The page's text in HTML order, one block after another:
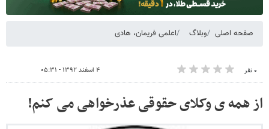
صفحه اصلی وبلاگ اعلمی فریمان، هادی
۰ نفر ۴ اسفند ۱۳۹۲ - ۰۵:۳۱
از همه ی وکلای حقوقی عذرخواهی می کنم!